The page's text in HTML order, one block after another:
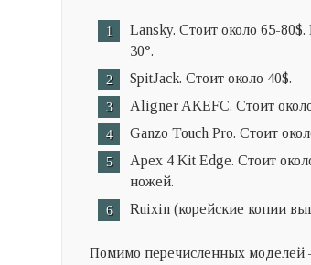
Lansky. Стоит около 65-80$.
30°.
SpitJack.Стоит около 40$.
Aligner AKEFC.Стоит
Ganzo Touch Pro.Стоит
Apex 4 Kit Edge.Стоит
ножей.
Ruixin (корейские копии
Помимо перечисленных моделей